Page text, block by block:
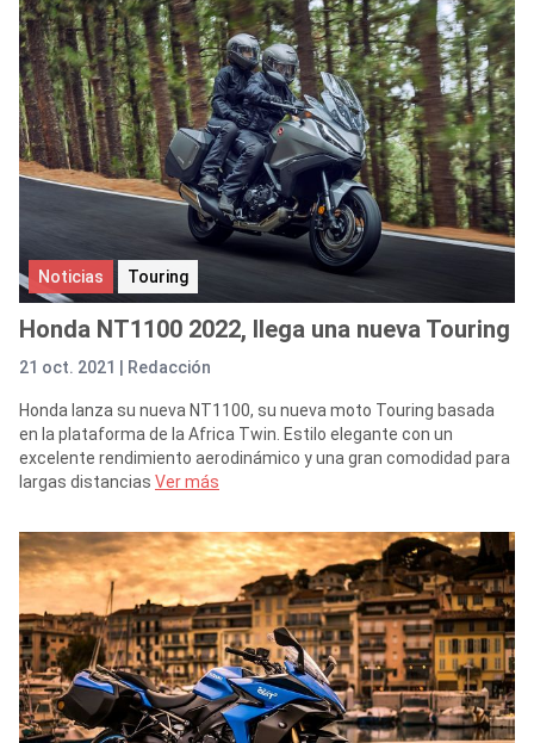
Noticias Touring
Honda NT1100 2022, llega una nueva Touring
21 oct. 2021 | Redacción
Honda lanza su nueva NT1100, su nueva moto Touring basada
en la plataforma de la Africa Twin. Estilo elegante con un
excelente rendimiento aerodinámico y una gran comodidad para
largas distancias Ver más